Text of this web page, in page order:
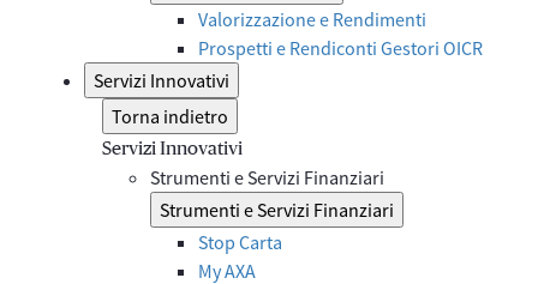
Valorizzazione e Rendimenti
Prospetti e Rendiconti Gestori OICR
Servizi Innovativi
Torna indietro
Servizi Innovativi
Strumenti e Servizi Finanziari
Strumenti e Servizi Finanziari
Stop Carta
My AXA